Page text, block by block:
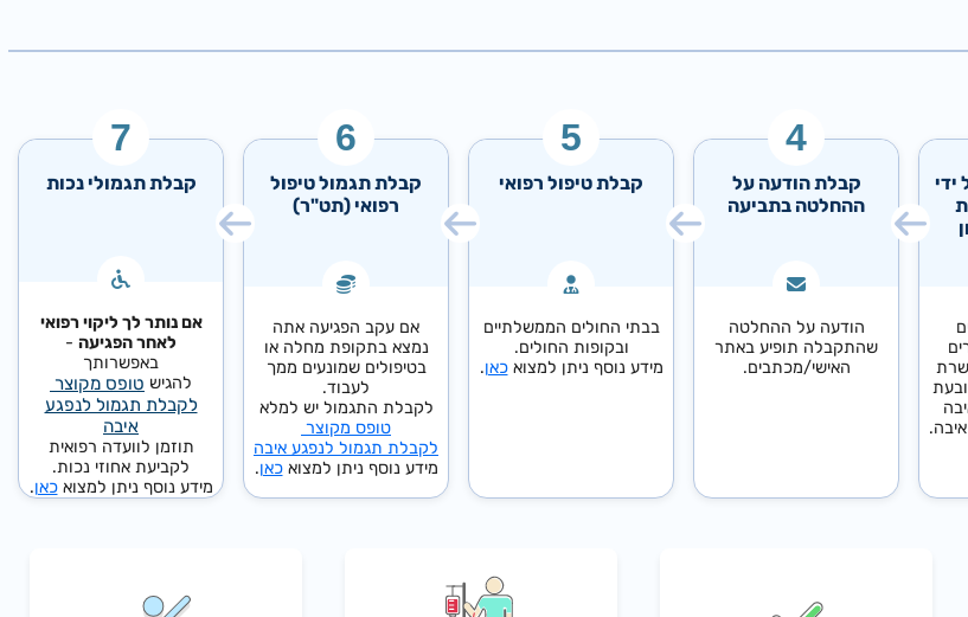
קבלת הודעה על
ההחלטה בתביעה
הודעה על ההחלטה
שהתקבלה תופיע באתר
האישי/מכתבים.
קבלת טיפול רפואי
בבתי החולים הממשלתיים
ובקופות החולים.
מידע נוסף ניתן למצואכאן.
קבלת תגמול טיפול
רפואי (תט"ר)
אם עקב הפגיעה אתה
נמצא בתקופת מחלה או
בטיפולים שמונעים ממך
לעבוד.
לקבלת התגמול יש למלא
טופס מקוצר
לקבלת תגמול לנפגע איבה
מידע נוסף ניתן למצואכאן.
קבלת תגמולי נכות
אם נותר לך ליקוי רפואי
לאחר הפגיעה -
באפשרותך
להגיש טופס מקוצר
לקבלת תגמול לנפגע
איבה
תוזמן לוועדה רפואית
לקביעת אחוזי נכות.
מידע נוסף ניתן למצואכאן.